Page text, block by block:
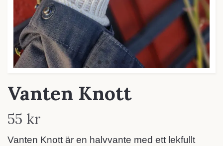
Vanten Knott
55 kr
Vanten Knott är en halvvante med ett lekfullt